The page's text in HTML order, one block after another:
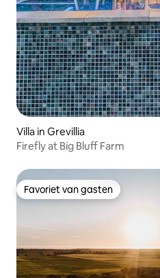
Villa in Grevillia
Firefly at Big Bluff Farm
Favoriet van gasten
Favoriet van gasten